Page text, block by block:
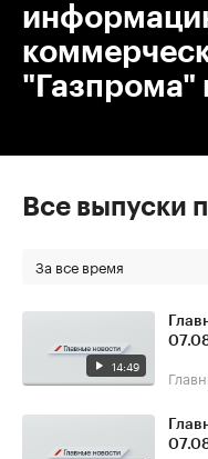
"Газпрома"
Все выпуски
За все время
14:49